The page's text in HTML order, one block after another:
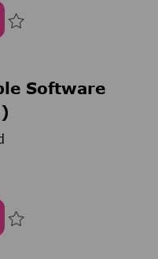
d)
Sauvegarder
Software
Engineering
Sauvegarder